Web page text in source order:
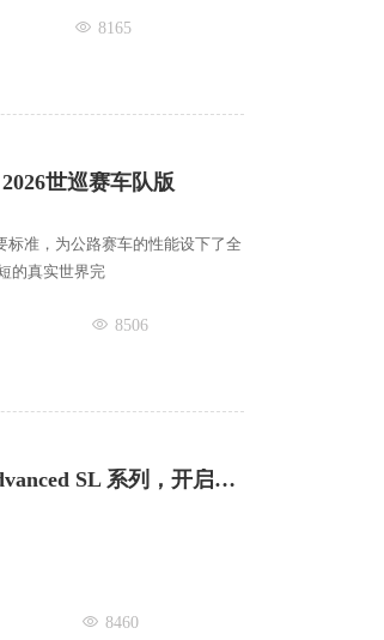
8165
世巡赛车队版
标准，为公路赛车的性能设下了全
的真实世界完
8506
为领奖台而生！Liv 全新 Devote Advanced SL 系列，开启砾石竞赛新纪元
8460